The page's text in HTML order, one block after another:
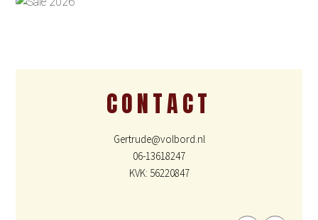
CONTACT
Gertrude@volbord.nl
06-13618247
KVK: 56220847